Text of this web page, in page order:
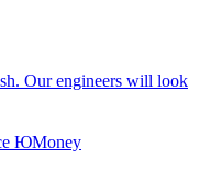
Our engineers will look
ЮMoney